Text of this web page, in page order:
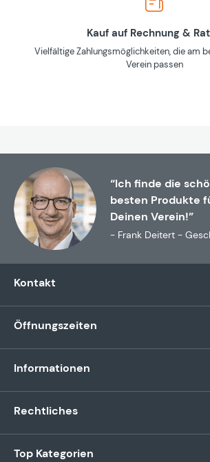
Kauf auf Rechnung &
Vielfältige Zahlungsmöglichkeiten, die am
Verein passen
“Ich finde die
besten Produkte
Deinen Verein!”
- Frank Deitert -
Kontakt
Öffnungszeiten
Informationen
Rechtliches
Top Kategorien